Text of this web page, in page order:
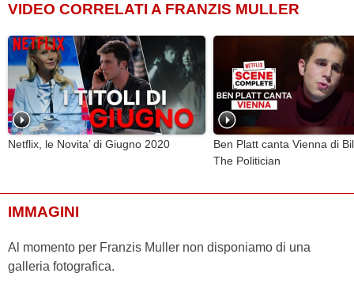
VIDEO CORRELATI A FRANZIS MULLER
Netflix, le Novita’ di Giugno 2020
Ben Platt canta Vienna di
The Politician
IMMAGINI
Al momento per Franzis Muller non disponiamo di una
galleria fotografica.